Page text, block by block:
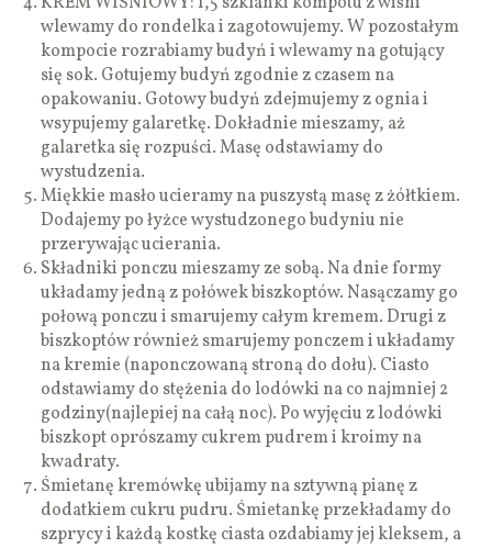
wlewamy do rondelka i zagotowujemy. W pozostałym
kompocie rozrabiamy budyń i wlewamy na gotujący
się sok. Gotujemy budyń zgodnie z czasem na
opakowaniu. Gotowy budyń zdejmujemy z ognia i
wsypujemy galaretkę. Dokładnie mieszamy, aż
galaretka się rozpuści. Masę odstawiamy do
wystudzenia.
Miękkie masło ucieramy na puszystą masę z żółtkiem.
Dodajemy po łyżce wystudzonego budyniu nie
przerywając ucierania.
Składniki ponczu mieszamy ze sobą. Na dnie formy
układamy jedną z połówek biszkoptów. Nasączamy go
połową ponczu i smarujemy całym kremem. Drugi z
biszkoptów również smarujemy ponczem i układamy
na kremie (naponczowaną stroną do dołu). Ciasto
odstawiamy do stężenia do lodówki na co najmniej 2
godziny(najlepiej na całą noc). Po wyjęciu z lodówki
biszkopt oprószamy cukrem pudrem i kroimy na
kwadraty.
Śmietanę kremówkę ubijamy na sztywną pianę z
dodatkiem cukru pudru. Śmietankę przekładamy do
szprycy i każdą kostkę ciasta ozdabiamy jej kleksem, a